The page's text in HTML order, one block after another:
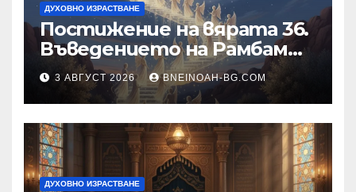
ДУХОВНО ИЗРАСТВАНЕ
Постижение на вярата 36.
Въведението на Рамбам
към Тринадесетте Основи
3 АВГУСТ 2026 BNEINOAH-BG.COM
ДУХОВНО ИЗРАСТВАНЕ